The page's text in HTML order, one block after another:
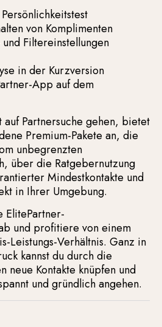
von Komplimenten
Filtereinstellungen
in der Kurzversion
App auf dem
auf Partnersuche gehen, bietet
Premium-Pakete an, die
unbegrenzten
über die Ratgebernutzung
Mindestkontakte und
in Ihrer Umgebung.
ElitePartner-
und profitiere von einem
Leistungs-Verhältnis. Ganz in
kannst du durch die
neue Kontakte knüpfen und
und gründlich angehen.